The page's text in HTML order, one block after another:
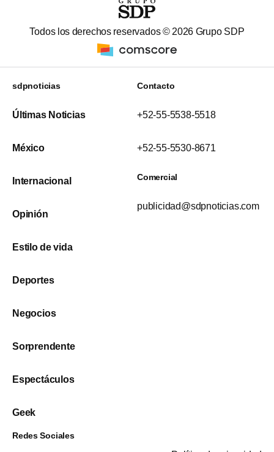
Todos los derechos reservados © 2026 Grupo SDP
sdpnoticias
Últimas Noticias
México
Internacional
Opinión
Estilo de vida
Deportes
Negocios
Sorprendente
Espectáculos
Geek
Contacto
+52-55-5538-5518
+52-55-5530-8671
Comercial
publicidad@sdpnoticias.com
Redes Sociales